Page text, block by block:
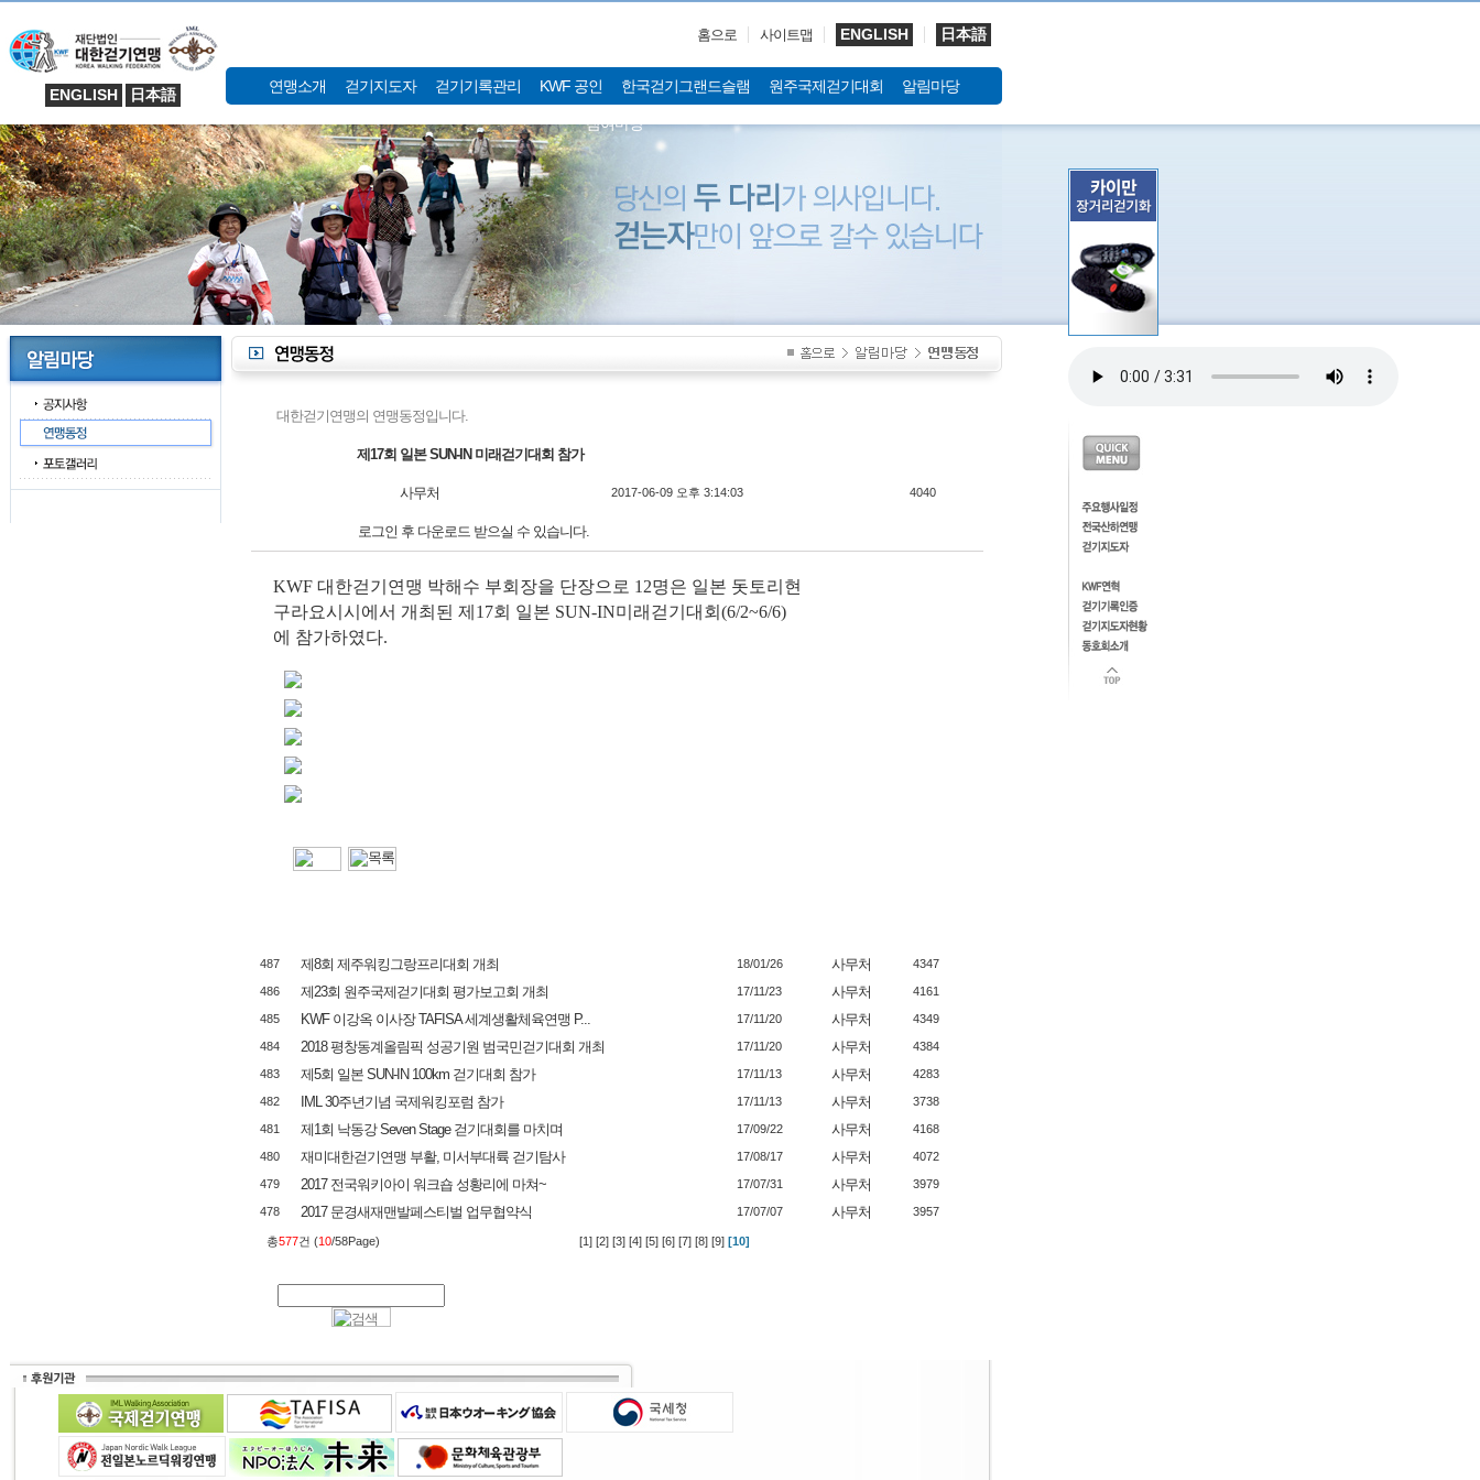
ENGLISH 日本語
홈으로 사이트맵 ENGLISH 日本語
연맹소개 걷기지도자 걷기기록관리 KWF 공인 한국걷기그랜드슬램 원주국제걷기대회 알림마당
참여마당
대한걷기연맹의 연맹동정입니다.
제17회 일본 SUN-IN 미래걷기대회 참가
사무처 2017-06-09 오후 3:14:03 4040
로그인 후 다운로드 받으실 수 있습니다.
KWF 대한걷기연맹 박해수 부회장을 단장으로 12명은 일본 돗토리현
구라요시시에서 개최된 제 17회 일본 SUN-IN미래걷기대회 (6/2~6/6)
에 참가하였다.
487 제8회 제주워킹그랑프리대회 개최 18/01/26 사무처 4347
486 제23회 원주국제걷기대회 평가보고회 개최 17/11/23 사무처 4161
485 KWF 이강옥 이사장 TAFISA 세계생활체육연맹 P... 17/11/20 사무처 4349
484 2018 평창동계올림픽 성공기원 범국민걷기대회 개최 17/11/20 사무처 4384
483 제5회 일본 SUN-IN 100km 걷기대회 참가 17/11/13 사무처 4283
482 IML 30주년기념 국제워킹포럼 참가 17/11/13 사무처 3738
481 제1회 낙동강 Seven Stage 걷기대회를 마치며 17/09/22 사무처 4168
480 재미대한걷기연맹 부활, 미서부대륙 걷기탐사 17/08/17 사무처 4072
479 2017 전국워키아이 워크숍 성황리에 마쳐~ 17/07/31 사무처 3979
478 2017 문경새재맨발페스티벌 업무협약식 17/07/07 사무처 3957
총577건 (10/58Page) [1] [2] [3] [4] [5] [6] [7] [8] [9] [10]